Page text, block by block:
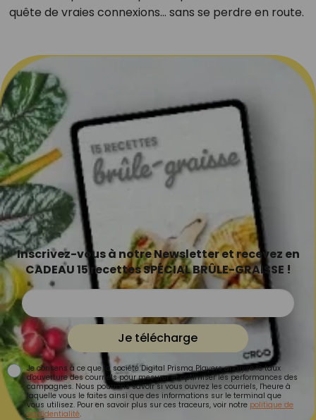
quête de vraies connexions… sans se perdre en route.
Inscrivez-vous à notre Newsletter et recevez en
CADEAU 15 recettes SPÉCIAL BRÛLE-GRAISSE !
Je télécharge
Je consens à ce que la société Digital Prisma Players analyse le taux
d'ouverture des courriels pour mesurer et optimiser les performances des
campagnes. Nous pourrons savoir si vous ouvrez les courriels, l'heure à
laquelle vous le faites ainsi que des informations sur le terminal que
vous utilisez. Pour en savoir plus sur ces traceurs, voir notre politique de
confidentialité.